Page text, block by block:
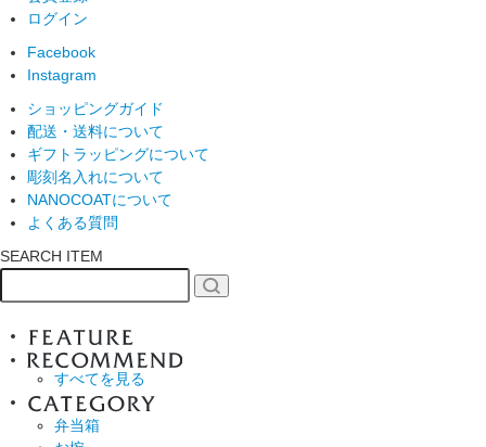
ログイン
Facebook
Instagram
ショッピングガイド
配送・送料について
ギフトラッピングについて
彫刻名入れについて
NANOCOATについて
よくある質問
SEARCH ITEM
すべてを見る
弁当箱